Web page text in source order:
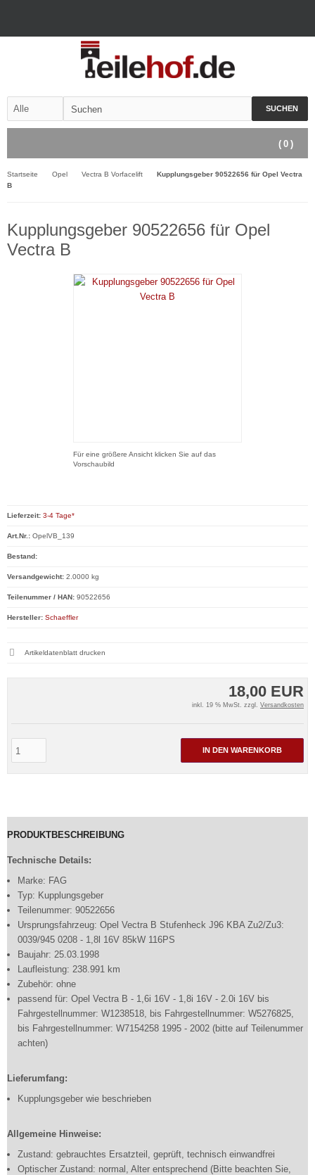
SUCHEN
( 0 )
Startseite Opel Vectra B Vorfacelift
Kupplungsgeber 90522656 für Opel Vectra
B
Kupplungsgeber 90522656 für Opel
Vectra B
Für eine größere Ansicht klicken Sie auf das
Vorschaubild
18,00 EUR
inkl. 19 % MwSt. zzgl. Versandkosten
IN DEN WARENKORB
Lieferzeit: 3-4 Tage*
Art.Nr.: OpelVB_139
Bestand:
Versandgewicht: 2.0000 kg
Teilenummer / HAN: 90522656
Hersteller: Schaeffler
Artikeldatenblatt drucken
PRODUKTBESCHREIBUNG
Technische Details:
Marke: FAG
Typ: Kupplungsgeber
Teilenummer: 90522656
Ursprungsfahrzeug: Opel Vectra B Stufenheck J96 KBA Zu2/Zu3:
0039/945 0208 - 1,8l 16V 85kW 116PS
Baujahr: 25.03.1998
Laufleistung: 238.991 km
Zubehör: ohne
passend für: Opel Vectra B - 1,6i 16V - 1,8i 16V - 2.0i 16V bis
Fahrgestellnummer: W1238518, bis Fahrgestellnummer: W5276825,
bis Fahrgestellnummer: W7154258 1995 - 2002 (bitte auf Teilenummer
achten)
Lieferumfang:
Kupplungsgeber wie beschrieben
Allgemeine Hinweise:
Zustand: gebrauchtes Ersatzteil, geprüft, technisch einwandfrei
Optischer Zustand: normal, Alter entsprechend (Bitte beachten Sie,